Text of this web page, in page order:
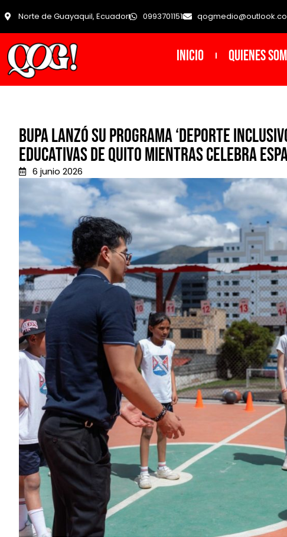
Norte de Guayaquil, Ecuador 0993701151
INICIO Quienes
Bupa lanzó su programa ‘Deporte
educativas de Quito mientras celebra
6 junio 2026